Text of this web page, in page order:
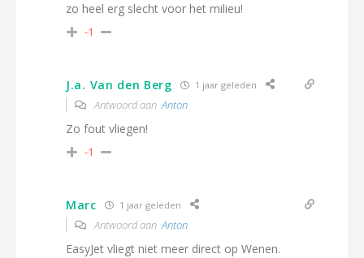
zo heel erg slecht voor het milieu!
-1
J.a. Van den Berg 1 jaar geleden
Antwoord aanAnton
Zo fout vliegen!
-1
Marc 1 jaar geleden
Antwoord aanAnton
EasyJet vliegt niet meer direct op Wenen.